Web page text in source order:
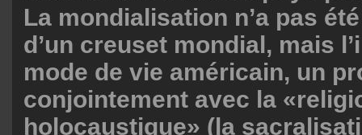
La mondialisation n’a pas
d’un creuset mondial, mais
mode de vie américain, un
conjointement avec la
holocaustique» (la